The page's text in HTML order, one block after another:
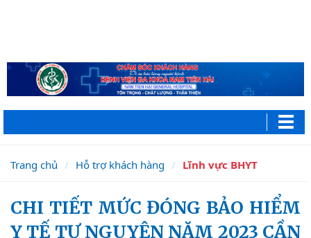
Trang chủ Hỗ trợ khách hàng Lĩnh vực BHYT
CHI TIẾT MỨC ĐÓNG BẢO HIỂM
Y TẾ TỰ NGUYỆN NĂM 2023 CẦN